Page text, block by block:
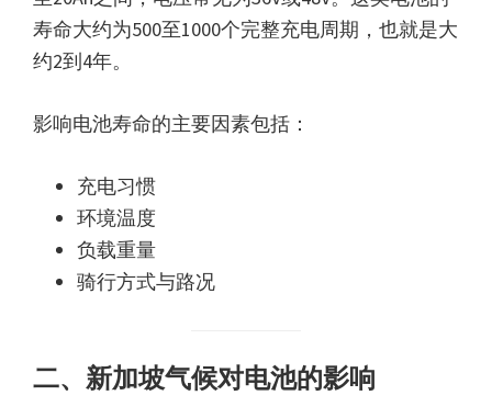
寿命大约为500至1000个完整充电周期，也就是大
约2到4年。
影响电池寿命的主要因素包括：
充电习惯
环境温度
负载重量
骑行方式与路况
二、新加坡气候对电池的影响